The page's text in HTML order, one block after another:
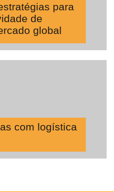
para
de
global
com logística